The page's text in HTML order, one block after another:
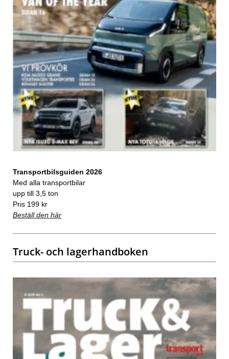
Transportbilsguiden 2026
Med alla transportbilar
upp till 3,5 ton
Pris 199 kr
Beställ den här
Truck- och lagerhandboken